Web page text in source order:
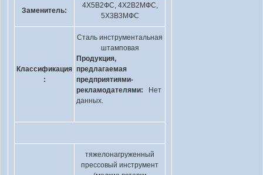
Заменитель:
4Х5В2ФС, 4Х2В2МФС,
5Х3В3МФС
Классификация
:
Сталь инструментальная
штамповая
Продукция,
предлагаемая
предприятиями-
рекламодателями:
Нет
данных.
тяжелонагруженный
прессовый инструмент